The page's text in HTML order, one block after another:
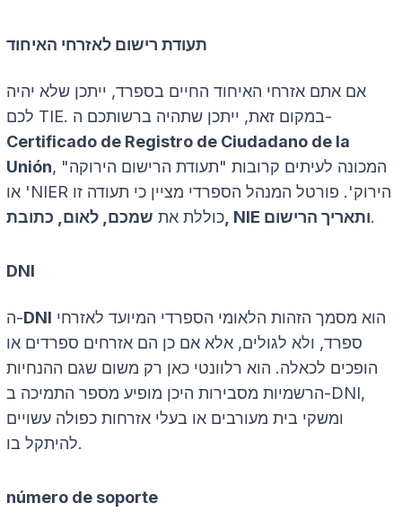
תעודת רישום לאזרחי האיחוד
אם אתם אזרחי האיחוד החיים בספרד, ייתכן שלא יהיה
לכם TIE. במקום זאת, ייתכן שתהיה ברשותכם ה-
Certificado de Registro de Ciudadano de la
Unión, המכונה לעיתים קרובות "תעודת הרישום הירוקה"
או 'NIER הירוק'. פורטל המנהל הספרדי מציין כי תעודה זו
כוללת את
שמכם, לאום, כתובת, NIE ותאריך הרישום.
DNI
ה-DNI
ספרד, ולא לגולים, אלא אם כן הם אזרחים ספרדים או
הופכים לכאלה. הוא רלוונטי כאן רק משום שגם ההנחיות
הרשמיות מסבירות היכן מופיע מספר התמיכה ב-DNI,
ומשקי בית מעורבים או בעלי אזרחות כפולה עשויים
להיתקל בו.
número de soporte